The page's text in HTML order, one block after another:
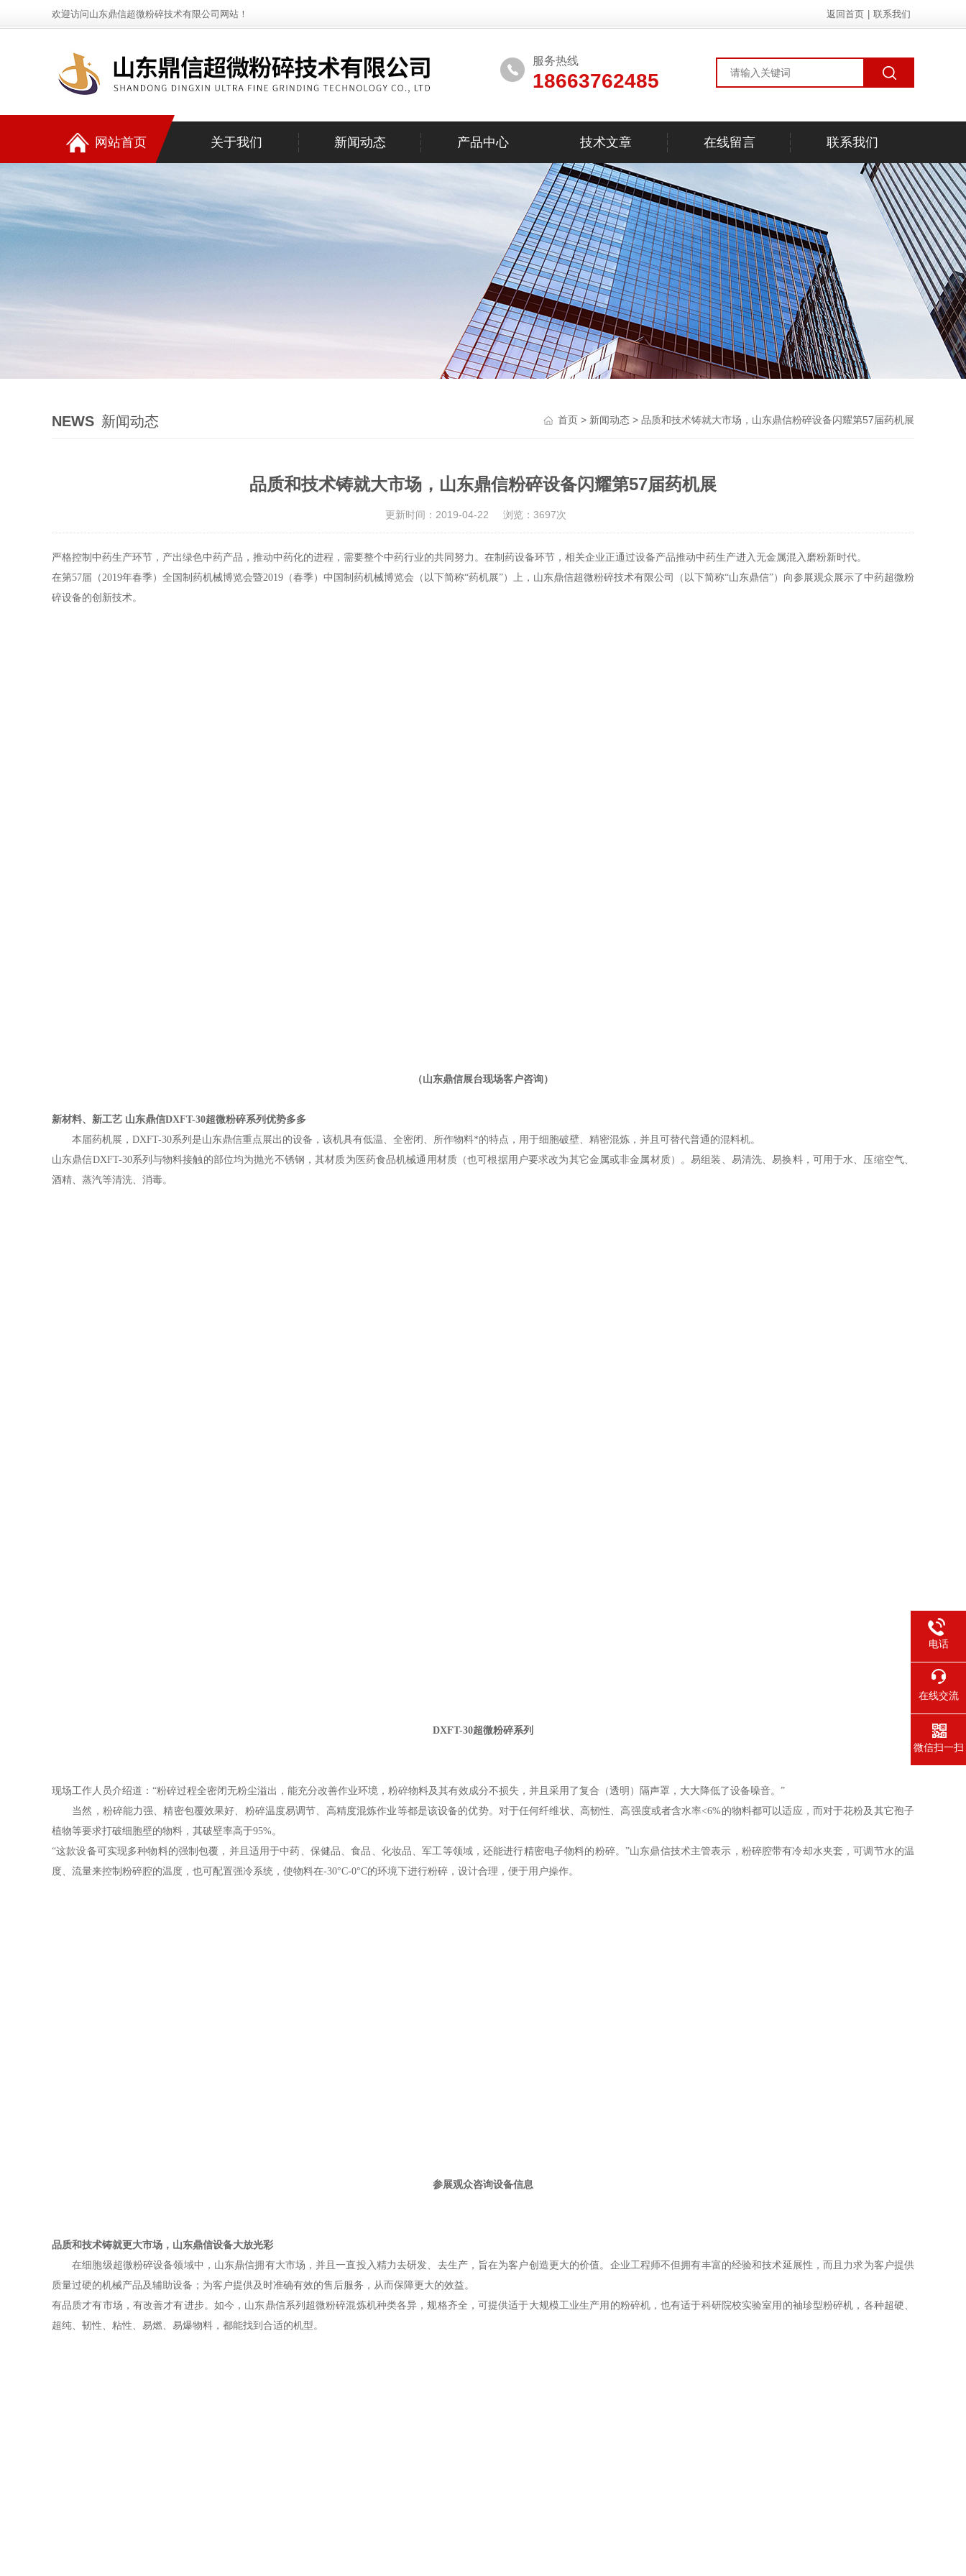
欢迎访问山东鼎信超微粉碎技术有限公司网站！ 返回首页 联系我们
服务热线
18663762485
网站首页 关于我们 新闻动态 产品中心 技术文章 在线留言 联系我们
NEWS 新闻动态 首页 > 新闻动态 > 品质和技术铸就大市场，山东鼎信粉碎设备闪耀第57届药机展
品质和技术铸就大市场，山东鼎信粉碎设备闪耀第57届药机展
更新时间：2019-04-22 浏览：3697次
严格控制中药生产环节，产出绿色中药产品，推动中药化的进程，需要整个中药行业的共同努力。在制药设备环节，相关企业正通过设备产品推动中药生产进入无金属混入磨粉新时代。
在第57届 （2019年春季） 全国制药机械博览会暨2019 （春季） 中国制药机械博览会 （ 以下简称“药机展”） 上，山东鼎信超微粉碎技术有限公司 （ 以下简称“山东鼎信”） 向参展观众展示了中药超微粉
碎设备的创新技术。
（山东鼎信展台现场客户咨询）
新材料、新工艺 山东鼎信DXFT-30超微粉碎系列优势多多
本届药机展，DXFT-30系列是山东鼎信重点展出的设备，该机具有低温、全密闭、所作物料*的特点，用于细胞破壁、精密混炼，并且可替代普通的混料机。
山东鼎信DXFT-30系列与物料接触的部位均为抛光不锈钢，其材质为医药食品机械通用材质（也可根据用户要求改为其它金属或非金属材质） 。易组装、易清洗、易换料，可用于水、压缩空气、
酒精、蒸汽等清洗、消毒。
DXFT-30超微粉碎系列
现场工作人员介绍道：“粉碎过程全密闭无粉尘溢出，能充分改善作业环境，粉碎物料及其有效成分不损失，并且采用了复合 （透明 ）
隔声罩，大大降低了设备噪音。”
当然，粉碎能力强、精密包覆效果好、粉碎温度易调节、高精度混炼作业等都是该设备的优势。对于任何纤维状、高韧性、高强度或者含水率<6%的物料都可以适应，而对于花粉及其它孢子
植物等要求打破细胞壁的物料，其破壁率高于95%。
“这款设备可实现多种物料的强制包覆，并且适用于中药、保健品、食品、化妆品、军工等领域，还能进行精密电子物料的粉碎。”山东鼎信技术主管表示，粉碎腔带有冷却水夹套，可调节水的温
度、流量来控制粉碎腔的温度，也可配置强冷系统，使物料在-30°C-0°C的环境下进行粉碎，设计合理，便于用户操作。
参展观众咨询设备信息
品质和技术铸就更大市场，山东鼎信设备大放光彩
在细胞级超微粉碎设备领域中，山东鼎信拥有大市场，并且一直投入精力去研发、去生产，旨在为客户创造更大的价值。企业工程师不但拥有丰富的经验和技术延展性，而且力求为客户提供
质量过硬的机械产品及辅助设备 ； 为客户提供及时准确有效的售后服务，从而保障更大的效益。
有品质才有市场，有改善才有进步。如今，山东鼎信系列超微粉碎混炼机种类各异，规格齐全，可提供适于大规模工业生产用的粉碎机，也有适于科研院校实验室用的袖珍型粉碎机，各种超硬、
超纯、韧性、粘性、易燃、易爆物料，都能找到合适的机型。
电话
在线交流
微信扫一扫